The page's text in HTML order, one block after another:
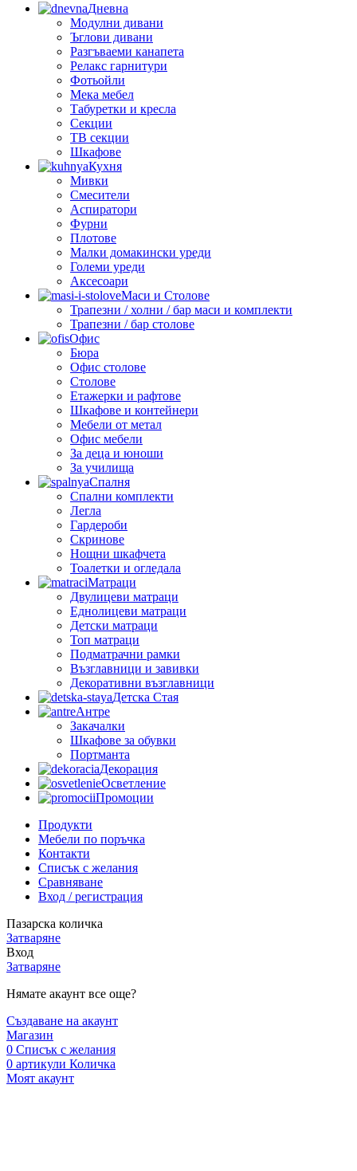
Дневна
Модулни дивани
Ъглови дивани
Разгъваеми канапета
Релакс гарнитури
Фотьойли
Мека мебел
Табуретки и кресла
Секции
ТВ секции
Шкафове
Кухня
Мивки
Смесители
Аспиратори
Фурни
Плотове
Малки домакински уреди
Големи уреди
Аксесоари
Маси и Столове
Трапезни / холни / бар маси и комплекти
Трапезни / бар столове
Офис
Бюра
Офис столове
Столове
Етажерки и рафтове
Шкафове и контейнери
Мебели от метал
Офис мебели
За деца и юноши
За училища
Спалня
Спални комплекти
Легла
Гардероби
Скринове
Нощни шкафчета
Тоалетки и огледала
Матраци
Двулицеви матраци
Еднолицеви матраци
Детски матраци
Топ матраци
Подматрачни рамки
Възглавници и завивки
Декоративни възглавници
Детска Стая
Антре
Закачалки
Шкафове за обувки
Портманта
Декорация
Осветление
Промоции
Продукти
Мебели по поръчка
Контакти
Списък с желания
Сравняване
Вход / регистрация
Пазарска количка
Затваряне
Вход
Затваряне
Нямате акаунт все още?
Създаване на акаунт
Магазин
0 Списък с желания
0 артикули Количка
Моят акаунт